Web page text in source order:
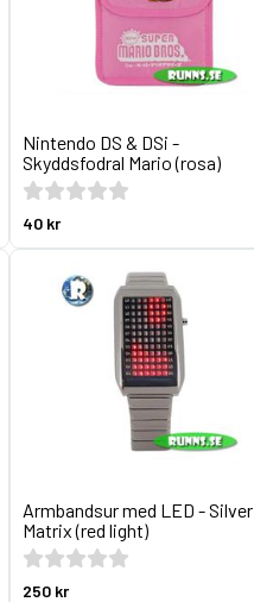
Nintendo DS & DSi -
Skyddsfodral Mario (rosa)
40 kr
Armbandsur med LED - Silver
Matrix (red light)
250 kr